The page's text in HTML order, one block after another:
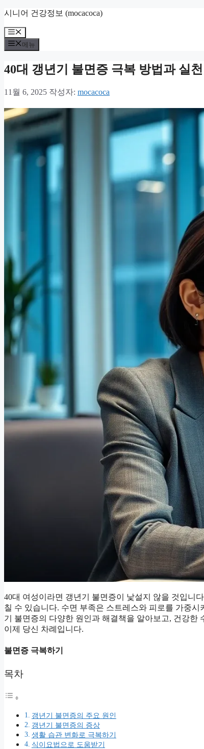
컨
츠
로
너
기
시니어 건강정보 (mocacoca)
메
뉴
메뉴
40대 갱년기 불면증 극복 방법과 실천
11월 6, 2025 작성자: mocacoca
40대 여성이라면 갱년기 불면증이 낯설지 않을 것입니
칠 수 있습니다. 수면 부족은 스트레스와 피로를 가중
기 불면증의 다양한 원인과 해결책을 알아보고, 건강한
이제 당신 차례입니다.
불면증 극복하기
목차
갱년기 불면증의 주요 원인
갱년기 불면증의 증상
생활 습관 변화로 극복하기
식이요법으로 도움받기